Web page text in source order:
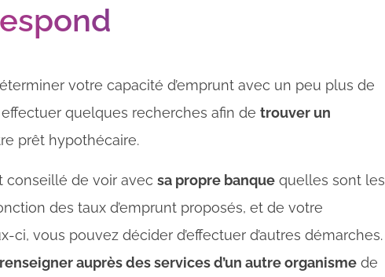
votre capacité d’emprunt avec un peu plus de
quelques recherches afin de trouver un
prêt hypothécaire.
conseillé de voir avec sa propre banque quelles sont les
des taux d’emprunt proposés, et de votre
ci, vous pouvez décider d’effectuer d’autres démarches.
auprès des services d’un autre organisme de